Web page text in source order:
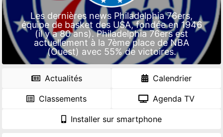
Les dernières news Philadelphia 76ers,
équipe de basket des USA, fondée en 1946
(il y a 80 ans). Philadelphia 76ers est
actuellement à la 7ème place de NBA
(Ouest) avec 55% de victoires.
Actualités Calendrier
Classements Agenda TV
Installer sur smartphone